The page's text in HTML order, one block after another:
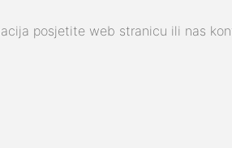
posjetite web stranicu ili nas